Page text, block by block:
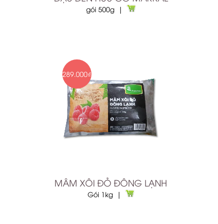
gói 500g |
289.000₫
MÂM XÔI ĐỎ ĐÔNG LẠNH
Gói 1kg |